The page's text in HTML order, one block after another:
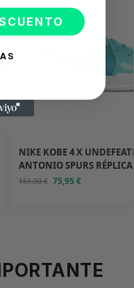
NIKE KOBE 4 X
ANTONIO SPURS
151,90€ 75,95€